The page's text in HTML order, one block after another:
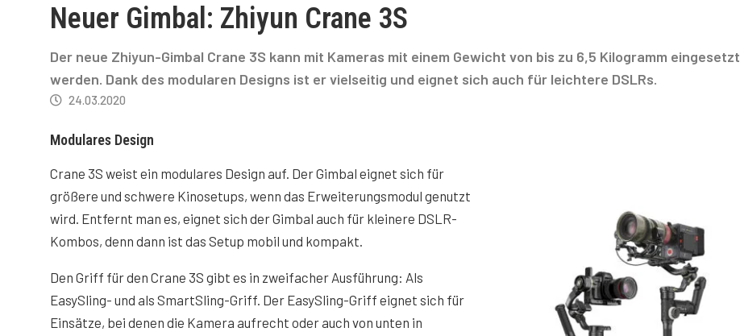
Neuer Gimbal: Zhiyun Crane 3S
Der neue Zhiyun-Gimbal Crane 3S kann mit Kameras mit einem Gewicht von bis zu 6,5 Kilogramm eingesetzt
werden. Dank des modularen Designs ist er vielseitig und eignet sich auch für leichtere DSLRs.
24.03.2020
Modulares Design
Crane 3S weist ein modulares Design auf. Der Gimbal eignet sich für
größere und schwere Kinosetups, wenn das Erweiterungsmodul genutzt
wird. Entfernt man es, eignet sich der Gimbal auch für kleinere DSLR-
Kombos, denn dann ist das Setup mobil und kompakt.
Den Griff für den Crane 3S gibt es in zweifacher Ausführung: Als
EasySling- und als SmartSling-Griff. Der EasySling-Griff eignet sich für
Einsätze, bei denen die Kamera aufrecht oder auch von unten in